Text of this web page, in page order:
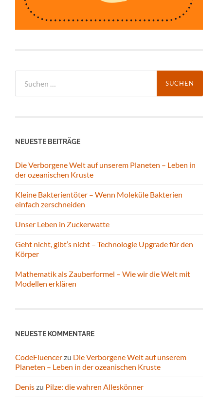
nach:
NEUESTE BEITRÄGE
Die Verborgene Welt auf unserem Planeten – Leben in
der ozeanischen Kruste
Kleine Bakterientöter – Wenn Moleküle Bakterien
einfach zerschneiden
Unser Leben in Zuckerwatte
Geht nicht, gibt’s nicht – Technologie Upgrade für den
Körper
Mathematik als Zauberformel – Wie wir die Welt mit
Modellen erklären
NEUESTE KOMMENTARE
CodeFluencerzu Die Verborgene Welt auf unserem
Planeten – Leben in der ozeanischen Kruste
Deniszu Pilze: die wahren Alleskönner